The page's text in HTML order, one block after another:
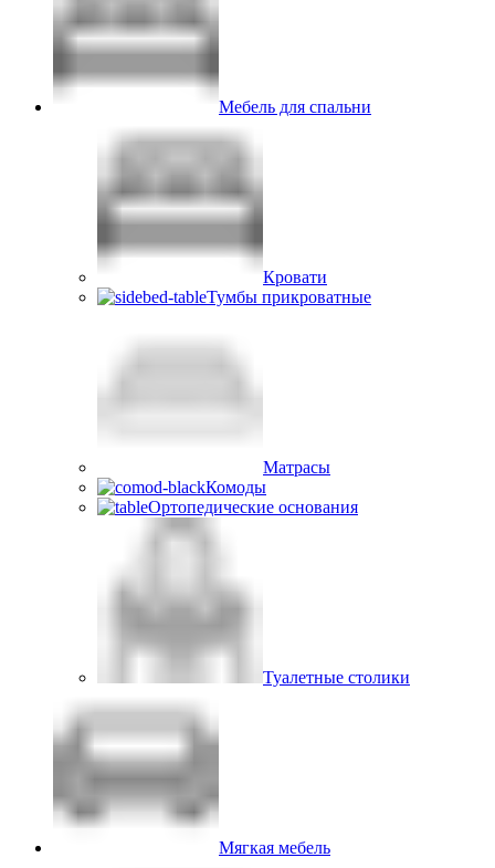
Мебель для спальни
Кровати
Тумбы прикроватные
Матрасы
Комоды
Ортопедические основания
Туалетные столики
Мягкая мебель